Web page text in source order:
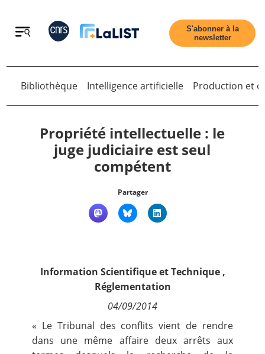
Retour
Contact
S'abonner à la
newsletter
Bibliothèque Intelligence artificielle Production et
Propriété intellectuelle : le
juge judiciaire est seul
compétent
Partager
Information Scientifique et Technique,
Réglementation
04/09/2014
« Le Tribunal des conflits vient de rendre
dans une même affaire deux arrêts aux